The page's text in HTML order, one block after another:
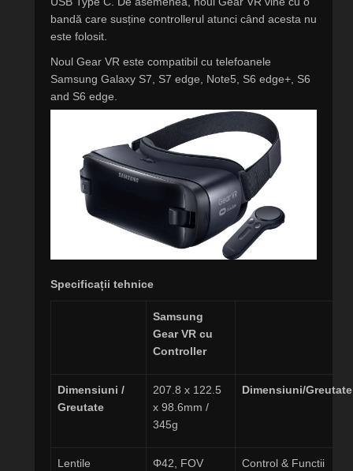
bandă care susține controllerul atunci când acesta nu
este folosit.
Noul Gear VR este compatibil cu telefoanele
Samsung Galaxy S7, S7 edge, Note5, S6 edge+, S6
and S6 edge.
Specificații tehnice
Samsung
Gear VR cu
Controller
Dimensiuni /
Greutate
207.8 x 122.5
x 98.6mm /
345g
Dimensiuni/Greutate
Lentile
Φ42, FOV
Control & Functii